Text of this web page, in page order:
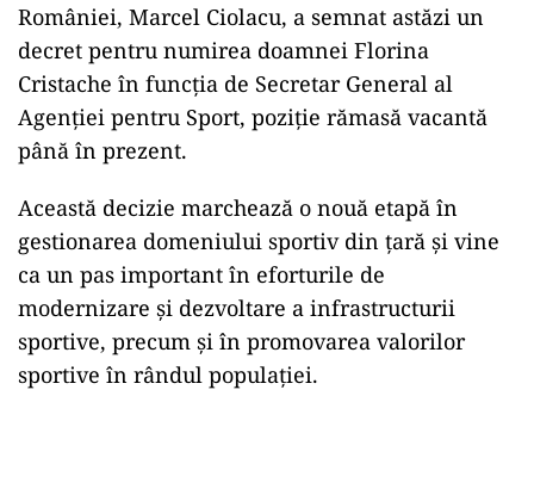
României, Marcel Ciolacu, a semnat astăzi un
decret pentru numirea doamnei Florina
Cristache în funcția de Secretar General al
Agenției pentru Sport, poziție rămasă vacantă
până în prezent.
Această decizie marchează o nouă etapă în
gestionarea domeniului sportiv din țară și vine
ca un pas important în eforturile de
modernizare și dezvoltare a infrastructurii
sportive, precum și în promovarea valorilor
sportive în rândul populației.